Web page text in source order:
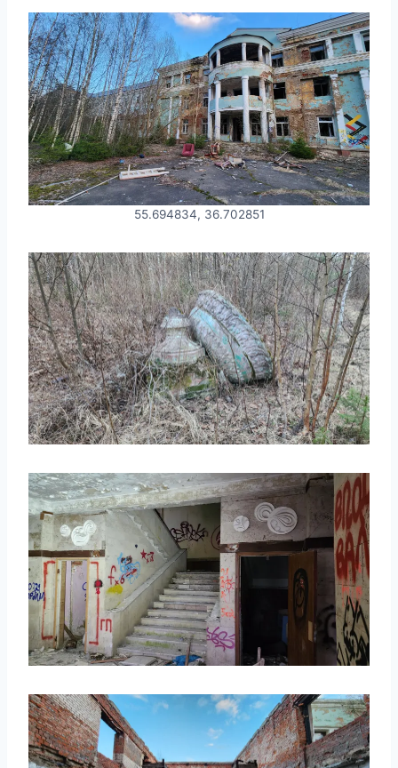
55.694834, 36.702851